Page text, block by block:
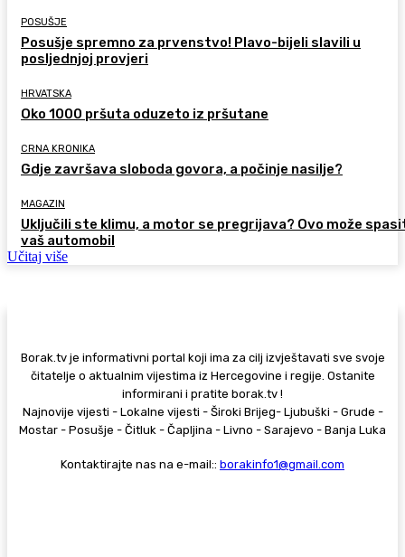
POSUŠJE
Posušje spremno za prvenstvo! Plavo-bijeli slavili u
posljednjoj provjeri
HRVATSKA
Oko 1000 pršuta oduzeto iz pršutane
CRNA KRONIKA
Gdje završava sloboda govora, a počinje nasilje?
MAGAZIN
Uključili ste klimu, a motor se pregrijava? Ovo može
vaš automobil
Učitaj više
Borak.tv je informativni portal koji ima za cilj izvještavati sve svoje
čitatelje o aktualnim vijestima iz Hercegovine i regije. Ostanite
informirani i pratite borak.tv !
Najnovije vijesti - Lokalne vijesti - Široki Brijeg- Ljubuški - Grude -
Mostar - Posušje - Čitluk - Čapljina - Livno - Sarajevo - Banja Luka
Kontaktirajte nas na e-mail:: borakinfo1@gmail.com